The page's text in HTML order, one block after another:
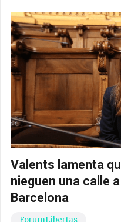
Valents lamenta
nieguen una calle
Barcelona